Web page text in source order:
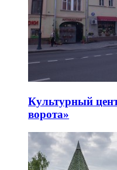
Культурный
ворота»